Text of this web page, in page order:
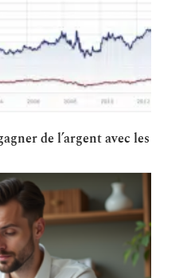
de l’argent avec les